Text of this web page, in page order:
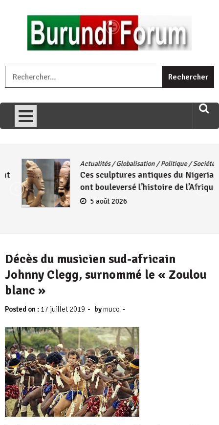
umariye umuryango wawe canke igihugu cakwibarutse .Wewe
uri ngaha ndagusigiye iki kibazo : Uriko ukora iki kugira ngo
Actualités/Globalisation/Politique/Société
Ces sculptures antiques du Nigeria qui
ont bouleversé l’histoire de l’Afrique
5 août 2026
Décès du musicien sud-africain
Johnny Clegg, surnommé le « Zoulou
blanc »
Posted on : 17 juillet 2019 - bymuco -